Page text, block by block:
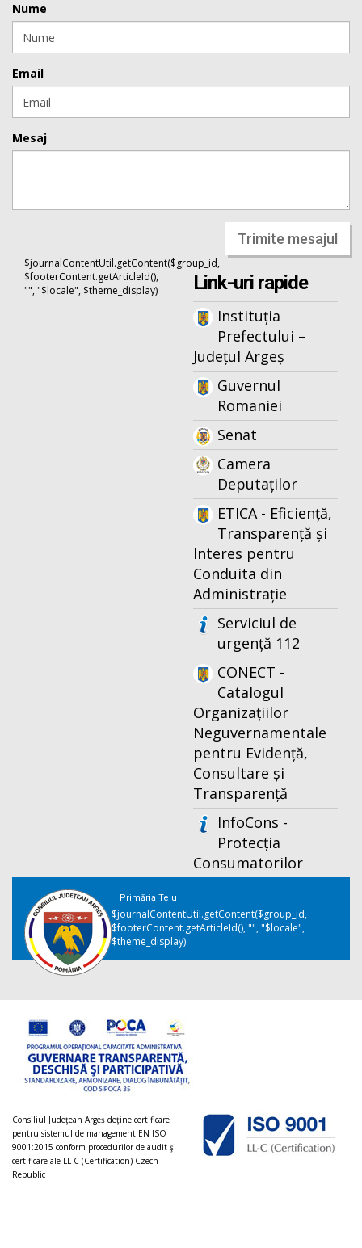
Nume
Email
Mesaj
Trimite mesajul
$journalContentUtil.getContent($group_id,
$footerContent.getArticleId(),
"", "$locale", $theme_display)
Link-uri rapide
Instituția
Prefectului –
Județul Argeș
Guvernul
Romaniei
Senat
Camera
Deputaților
ETICA - Eficiență,
Transparență și
Interes pentru
Conduita din
Administrație
Serviciul de
urgență 112
CONECT -
Catalogul
Organizațiilor
Neguvernamentale
pentru Evidență,
Consultare și
Transparență
InfoCons -
Protecția
Consumatorilor
Primăria Teiu
$journalContentUtil.getContent($group_id,
$footerContent.getArticleId(), "", "$locale",
$theme_display)
Consiliul Judeţean Argeș deţine certificare
pentru sistemul de management EN ISO
9001:2015 conform procedurilor de audit şi
certificare ale LL-C (Certification) Czech
Republic